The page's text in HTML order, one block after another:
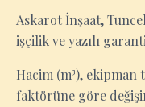
Askarot İnşaat,
işçilik ve yazılı
Hacim (m³), ekipman
faktörüne göre